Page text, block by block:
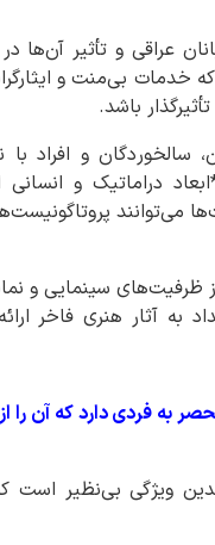
عراقی و تأثیر آن‌ها
بی‌منت و
باشد.
و افراد با
دراماتیک و انسانی
می‌توانند
ظرفیت‌های سینمایی و
به آثار هنری فاخر
به فردی دارد که آن را
ویژگی بی‌نظیر است